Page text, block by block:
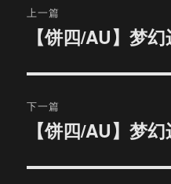
章
航
上一篇
文
章：
【饼四/AU】梦幻
下一篇
文
【饼四/AU】梦幻